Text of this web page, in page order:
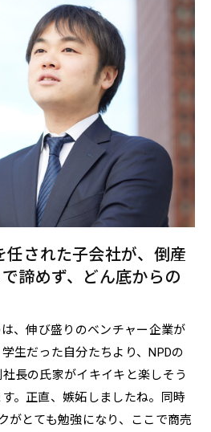
任された子会社が、倒産
諦めず、どん底からの
、伸び盛りのベンチャー企業が
生だった自分たちより、NPDの
長の氏家がイキイキと楽しそう
。正直、嫉妬しましたね。同時
がとても勉強になり、ここで商売